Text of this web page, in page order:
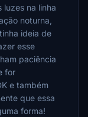
na linha
noturna,
ideia de
esse
paciência
for
e também
que essa
forma!